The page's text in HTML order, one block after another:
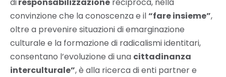
diresponsabilizzazione reciproca, nella
convinzione che la conoscenza e il“fare insieme”,
oltre a prevenire situazioni di emarginazione
culturale e la formazione di radicalismi identitari,
consentano l’evoluzione di una cittadinanza
interculturale”, è alla ricerca di enti partner e